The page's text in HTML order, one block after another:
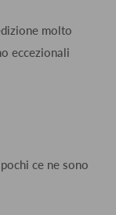
molto
eccezionali
ce ne sono